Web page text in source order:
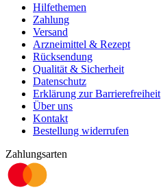
Hilfethemen
Zahlung
Versand
Arzneimittel & Rezept
Rücksendung
Qualität & Sicherheit
Datenschutz
Erklärung zur Barrierefreiheit
Über uns
Kontakt
Bestellung widerrufen
Zahlungsarten